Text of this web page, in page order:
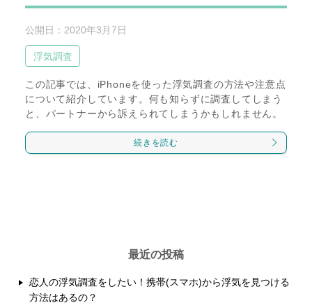
公開日： 2020年3月7日
浮気調査
この記事では、iPhoneを使った浮気調査の方法や注意点
について紹介しています。何も知らずに調査してしまう
と、パートナーから訴えられてしまうかもしれません。
続きを読む
最近の投稿
恋人の浮気調査をしたい！携帯(スマホ)から浮気を見つける
方法はあるの？